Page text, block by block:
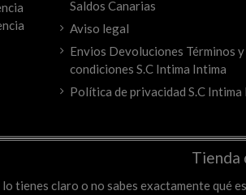
Saldos Canarias
Aviso legal
Envios Devoluciones Términos y
condiciones S.C Intima Intima
Política de privacidad S.C Intima
Tienda
tienes claro o no sabes exactamente qué